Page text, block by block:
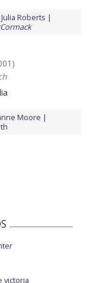
Julia Roberts
Moore
victoria